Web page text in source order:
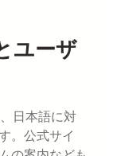
ユーザ
日本語に対
。公式サイ